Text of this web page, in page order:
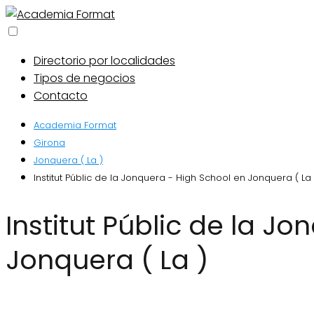
Directorio por localidades
Tipos de negocios
Contacto
Academia Format
Girona
Jonquera ( La )
Institut Públic de la Jonquera - High School en Jonquera ( La
Institut Públic de la Jonquera - High School en
Jonquera ( La )